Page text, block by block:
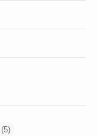
(5)